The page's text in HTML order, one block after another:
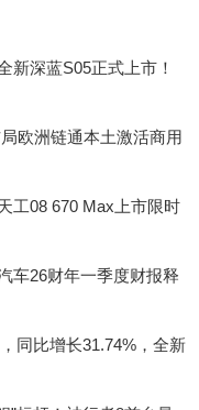
深蓝S05正式上市！
欧洲链通本土激活商用
工08 670 Max上市限时
车26财年一季度财报释
同比增长31.74%，全新